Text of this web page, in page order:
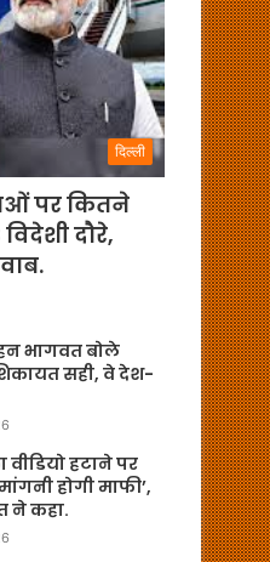
दिल्ली
पर कितने
दौरे,
भागवत बोले
सही, वे देश-
वीडियो हटाने पर
होगी माफी’,
ने कहा.